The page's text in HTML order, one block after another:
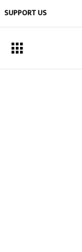
SUPPORT US